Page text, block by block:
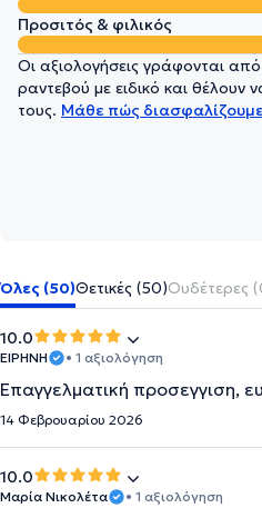
Προσιτός & φιλικός
Οι αξιολογήσεις γράφονται
ραντεβού με ειδικό και θέλουν
τους. Μάθε πώς
Όλες (50)Θετικές (50)Ουδέτερες
10.0
ΕΙΡΗΝΗ • 1 αξιολόγηση
Επαγγελματική προσεγγιση,
14 Φεβρουαρίου 2026
10.0
Μαρία Νικολέτα • 1 αξιολόγηση